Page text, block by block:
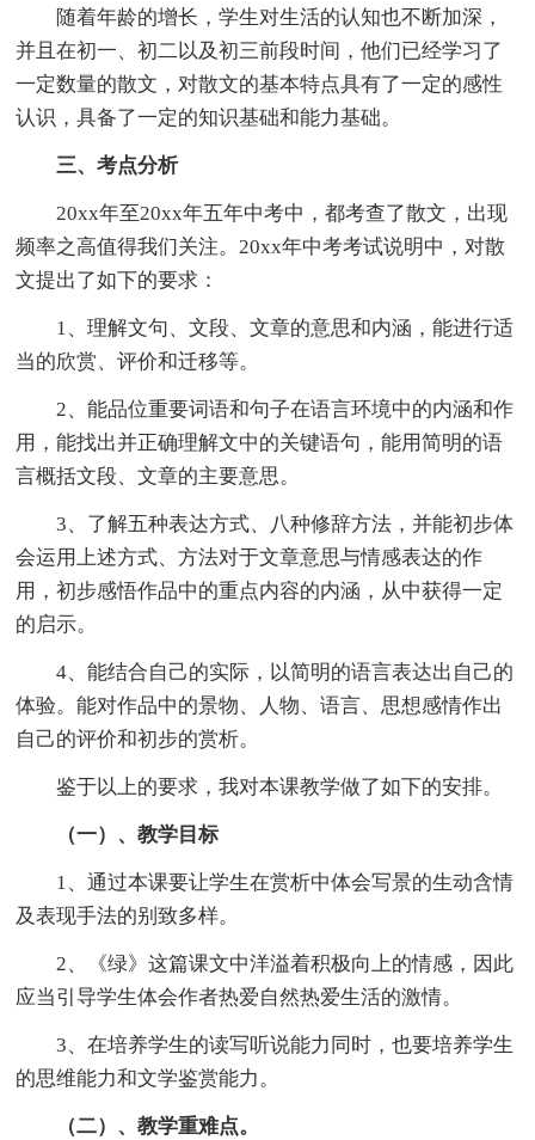
随着年龄的增长，学生对生活的认知也不断加深，
并且在初一、初二以及初三前段时间，他们已经学习了
一定数量的散文，对散文的基本特点具有了一定的感性
认识，具备了一定的知识基础和能力基础。
三、考点分析
20xx年至20xx年五年中考中，都考查了散文，出现
频率之高值得我们关注。20xx年中考考试说明中，对散
文提出了如下的要求：
1、理解文句、文段、文章的意思和内涵，能进行适
当的欣赏、评价和迁移等。
2、能品位重要词语和句子在语言环境中的内涵和作
用，能找出并正确理解文中的关键语句，能用简明的语
言概括文段、文章的主要意思。
3、了解五种表达方式、八种修辞方法，并能初步体
会运用上述方式、方法对于文章意思与情感表达的作
用，初步感悟作品中的重点内容的内涵，从中获得一定
的启示。
4、能结合自己的实际，以简明的语言表达出自己的
体验。能对作品中的景物、人物、语言、思想感情作出
自己的评价和初步的赏析。
鉴于以上的要求，我对本课教学做了如下的安排。
（一）、教学目标
1、通过本课要让学生在赏析中体会写景的生动含情
及表现手法的别致多样。
2、《绿》这篇课文中洋溢着积极向上的情感，因此
应当引导学生体会作者热爱自然热爱生活的激情。
3、在培养学生的读写听说能力同时，也要培养学生
的思维能力和文学鉴赏能力。
（二）、教学重难点。